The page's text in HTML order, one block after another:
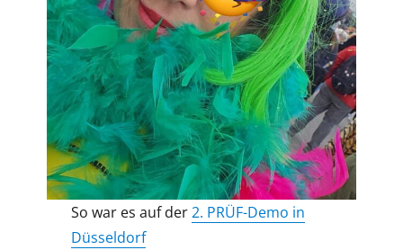
So war es auf der2. PRÜF-Demo in
Düsseldorf